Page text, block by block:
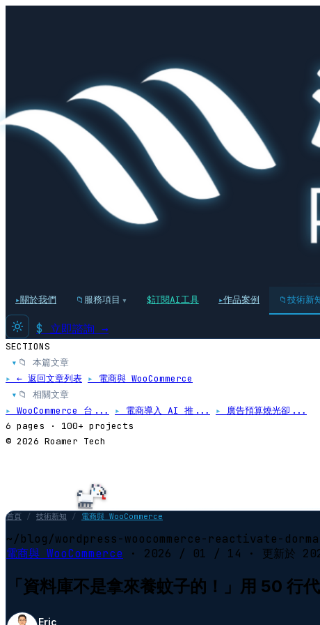
▸關於我們 📁 服務項目 ▾ $訂閱AI工具 ▸作品案例 📁技術新
$ 立即諮詢 →
SECTIONS
▸📁 本篇文章
▸ ← 返回文章列表 ▸ 電商與 WooCommerce
▸📁 相關文章
▸ WooCommerce 台... ▸ 電商導入 AI 推... ▸
廣告預算燒光卻...
6 pages · 100+ projects
© 2026 Roamer Tech
首頁 / 技術新知 / 電商與 WooCommerce
~/blog/wordpress-woocommerce-reactivate-
電商與 WooCommerce · 2026 / 01 / 14 · 更新於
「資料庫不是拿來養蚊子的！」用 50 行
Eric